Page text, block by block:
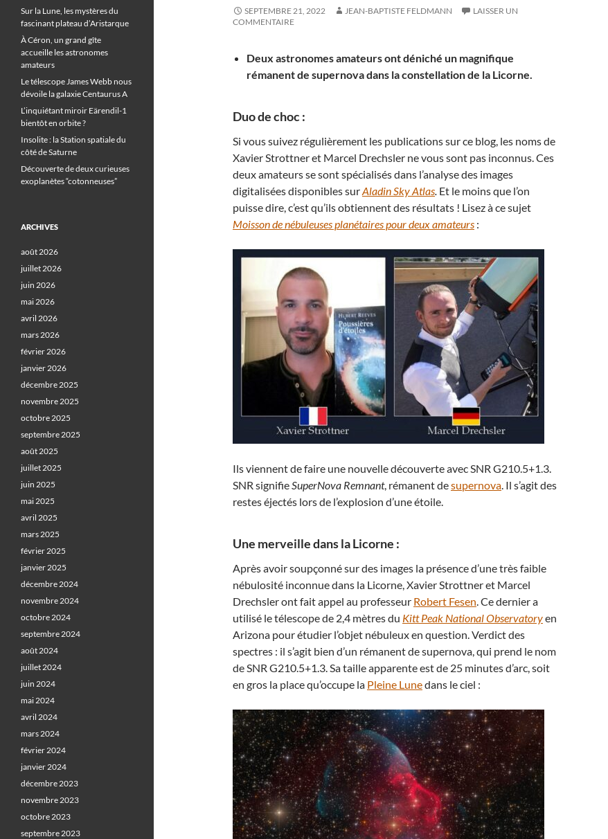
SEPTEMBRE 21, 2022 JEAN-BAPTISTE FELDMANN
LAISSER UN
COMMENTAIRE
Deux astronomes amateurs ont déniché un magnifique
rémanent de supernova dans la constellation de la Licorne.
Duo de choc :
Si vous suivez régulièrement les publications sur ce blog, les noms de
Xavier Strottner et Marcel Drechsler ne vous sont pas inconnus. Ces
deux amateurs se sont spécialisés dans l’analyse des images
digitalisées disponibles surAladin Sky Atlas. Et le moins que l’on
puisse dire, c’est qu’ils obtiennent des résultats ! Lisez à ce sujet
Moisson de nébuleuses planétaires pour deux amateurs :
Ils viennent de faire une nouvelle découverte avec SNR G210.5+1.3.
SNR signifieSuperNova Remnant, rémanent desupernova. Il s’agit des
restes éjectés lors de l’explosion d’une étoile.
Une merveille dans la Licorne :
Après avoir soupçonné sur des images la présence d’une très faible
nébulosité inconnue dans la Licorne, Xavier Strottner et Marcel
Drechsler ont fait appel au professeur Robert Fesen. Ce dernier a
utilisé le télescope de 2,4 mètres du Kitt Peak National Observatoryen
Arizona pour étudier l’objet nébuleux en question. Verdict des
spectres : il s’agit bien d’un rémanent de supernova, qui prend le nom
de SNR G210.5+1.3. Sa taille apparente est de 25 minutes d’arc, soit
en gros la place qu’occupe la Pleine Lunedans le ciel :
Sur la Lune, les mystères du
fascinant plateau d’Aristarque
À Céron, un grand gîte
accueille les astronomes
amateurs
Le télescope James Webb nous
dévoile la galaxie Centaurus A
L’inquiétant miroir Eärendil-1
bientôt en orbite ?
Insolite : la Station spatiale du
côté de Saturne
Découverte de deux curieuses
exoplanètes “cotonneuses”
ARCHIVES
août 2026
juillet 2026
juin 2026
mai 2026
avril 2026
mars 2026
février 2026
janvier 2026
décembre 2025
novembre 2025
octobre 2025
septembre 2025
août 2025
juillet 2025
juin 2025
mai 2025
avril 2025
mars 2025
février 2025
janvier 2025
décembre 2024
novembre 2024
octobre 2024
septembre 2024
août 2024
juillet 2024
juin 2024
mai 2024
avril 2024
mars 2024
février 2024
janvier 2024
décembre 2023
novembre 2023
octobre 2023
septembre 2023